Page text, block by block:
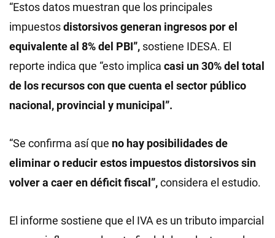
“Estos datos muestran que los principales
impuestosdistorsivos generan ingresos por el
equivalente al 8% del PBI”, sostiene IDESA. El
reporte indica que “esto implica casi un 30% del total
de los recursos con que cuenta el sector público
nacional, provincial y municipal”.
“Se confirma así que no hay posibilidades de
eliminar o reducir estos impuestos distorsivos sin
volver a caer en déficit fiscal”,considera el estudio.
El informe sostiene que el IVA es un tributo imparcial